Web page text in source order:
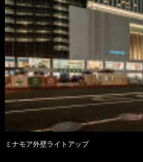
ミナモア外壁ライトアップ